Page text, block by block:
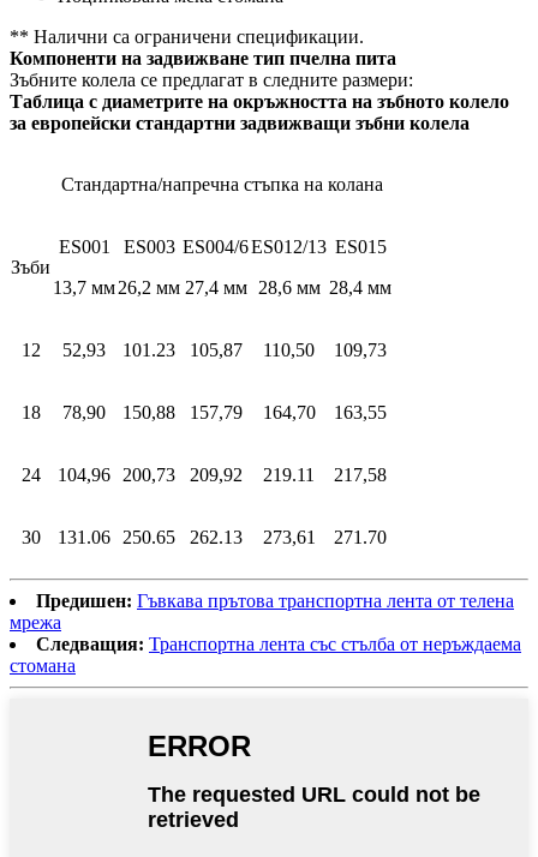
** Налични са ограничени спецификации.
Компоненти на задвижване тип пчелна пита
Зъбните колела се предлагат в следните размери:
Таблица с диаметрите на окръжността на зъбното колело
за европейски стандартни задвижващи зъбни колела
Стандартна/напречна стъпка на колана
Зъби
ES001
13,7 мм
ES003
26,2 мм
ES004/6
27,4 мм
ES012/13
28,6 мм
ES015
28,4 мм
12 52,93 101.23 105,87 110,50 109,73
18 78,90 150,88 157,79 164,70 163,55
24 104,96 200,73 209,92 219.11 217,58
30 131.06 250.65 262.13 273,61 271.70
Предишен: Гъвкава прътова транспортна лента от телена
мрежа
Следващия: Транспортна лента със стълба от неръждаема
стомана